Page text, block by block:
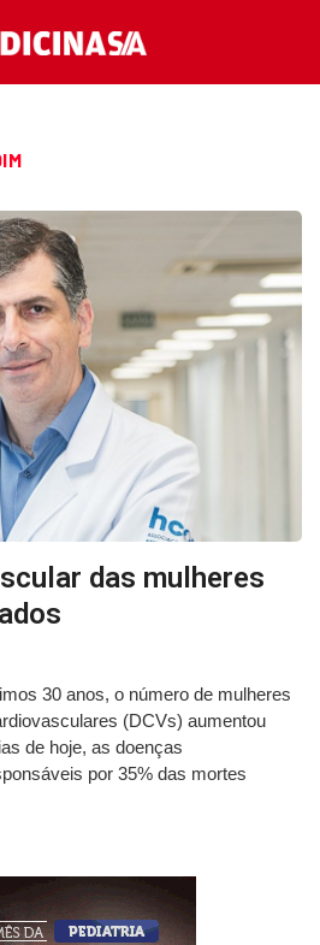
das mulheres
30 anos, o número de mulheres
(DCVs) aumentou
de hoje, as doenças
por 35% das mortes